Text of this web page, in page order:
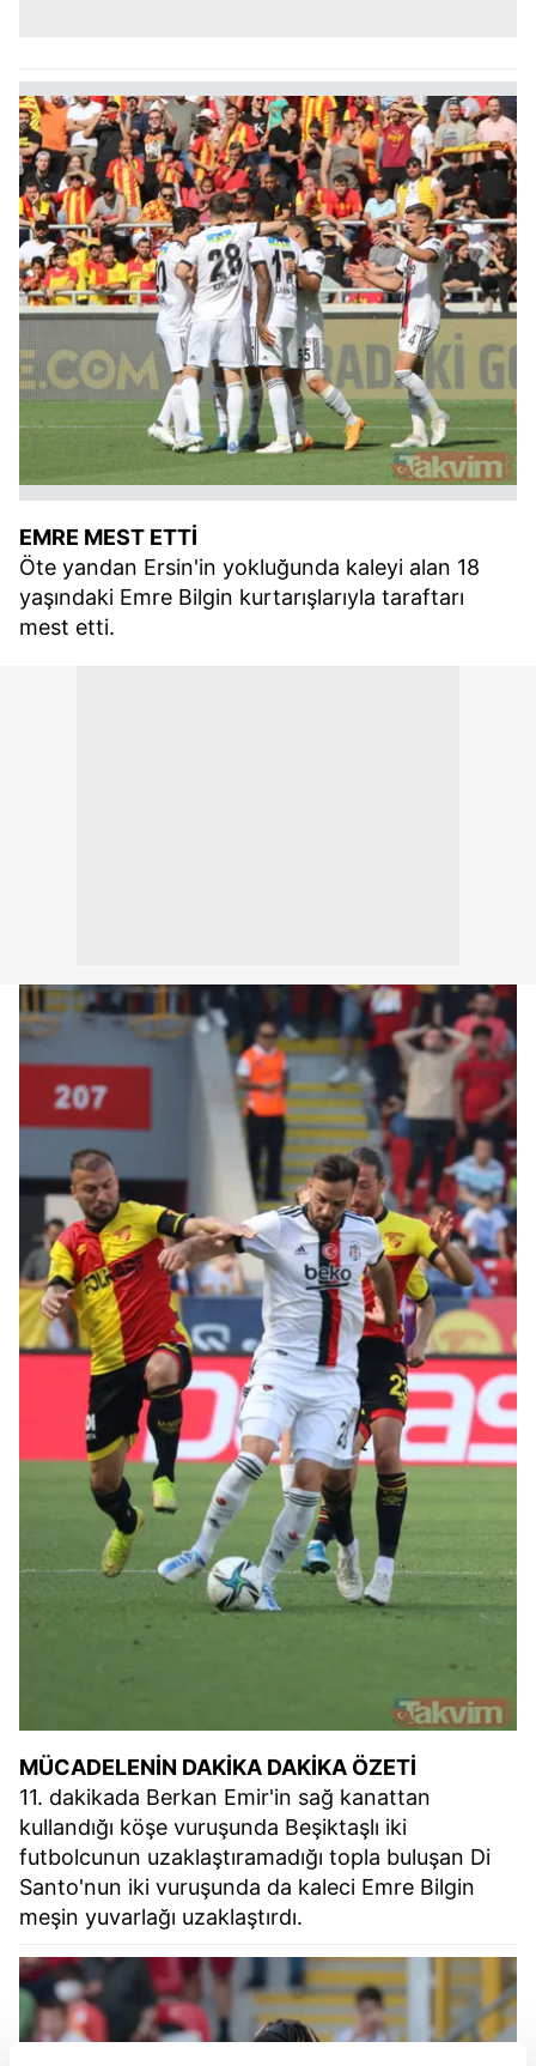
EMRE MEST ETTİ
Öte yandan Ersin'in yokluğunda kaleyi alan 18
yaşındaki Emre Bilgin kurtarışlarıyla taraftarı
mest etti.
MÜCADELENİN DAKİKA DAKİKA ÖZETİ
11. dakikada Berkan Emir'in sağ kanattan
kullandığı köşe vuruşunda Beşiktaşlı iki
futbolcunun uzaklaştıramadığı topla buluşan Di
Santo'nun iki vuruşunda da kaleci Emre Bilgin
meşin yuvarlağı uzaklaştırdı.